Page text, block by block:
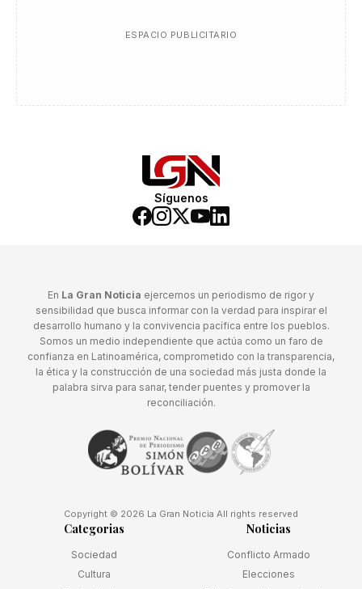
ESPACIO PUBLICITARIO
Síguenos
En La Gran Noticia ejercemos un periodismo de rigor y
sensibilidad que busca informar con la verdad para inspirar el
desarrollo humano y la convivencia pacífica entre los pueblos.
Somos un medio independiente que actúa como un faro de
confianza en Latinoamérica, comprometido con la transparencia,
la ética y la construcción de una sociedad más justa donde la
palabra sirva para sanar, tender puentes y promover la
reconciliación.
Copyright © 2026 La Gran Noticia All rights reserved
Categorias
Sociedad
Cultura
Noticias
Conflicto Armado
Elecciones